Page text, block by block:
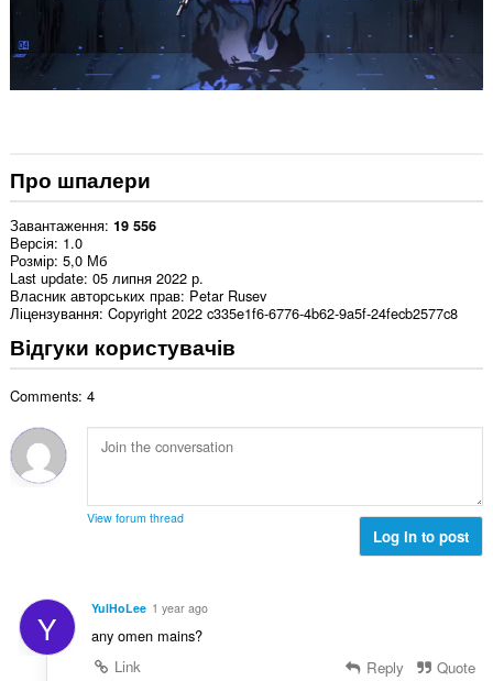
Про шпалери
Завантаження 19 556
Версія 1.0
Розмір 5,0 Мб
Last update 05 липня 2022 р.
Власник авторських прав Petar Rusev
Ліцензування Copyright 2022 c335e1f6-6776-4b62-9a5f-24fecb2577c8
Відгуки користувачів
Comments: 4
View forum thread
Log in to post
Y YulHoLee 1 year ago
any omen mains?
Link
Reply Quote